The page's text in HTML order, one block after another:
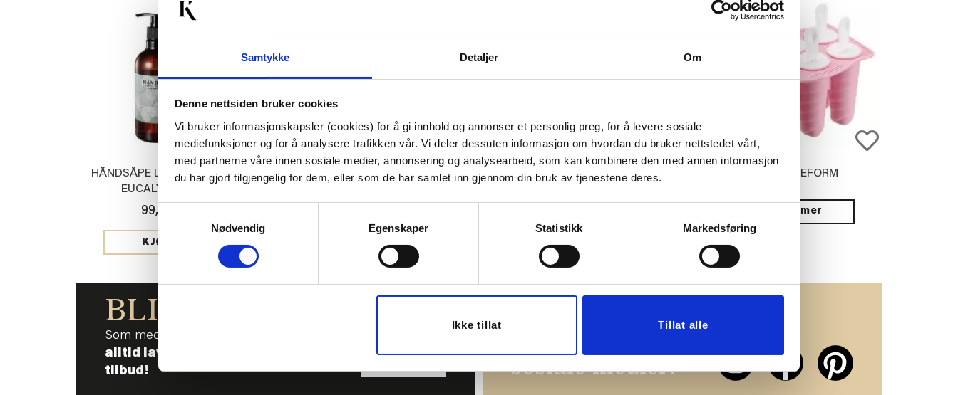
Samtykke Detaljer Om
Denne nettsiden bruker cookies
Vi bruker informasjonskapsler (cookies) for å gi innhold og annonser et personlig preg, for å levere sosiale
mediefunksjoner og for å analysere trafikken vår. Vi deler dessuten informasjon om hvordan du bruker nettstedet vårt,
med partnerne våre innen sosiale medier, annonsering og analysearbeid, som kan kombinere den med annen informasjon
du har gjort tilgjengelig for dem, eller som de har samlet inn gjennom din bruk av tjenestene deres.
Nødvendig
Egenskaper Statistikk Markedsføring
Ikke tillat Tillat alle
HÅNDSÅPE LAVENDER &
EUCALYPTUS
99,90
KJØP
50%
JERSEYLAKEN 90X200 CM
KUBBELYS RUSTIKK 9CM
70%
SENGETØY KREPP HARMONY
ISPINNEFORM
Vis mer
BLI MED!
Som medlem i kundeklubben vår får du
alltid laveste pris
tilbud!
sosiale medier!